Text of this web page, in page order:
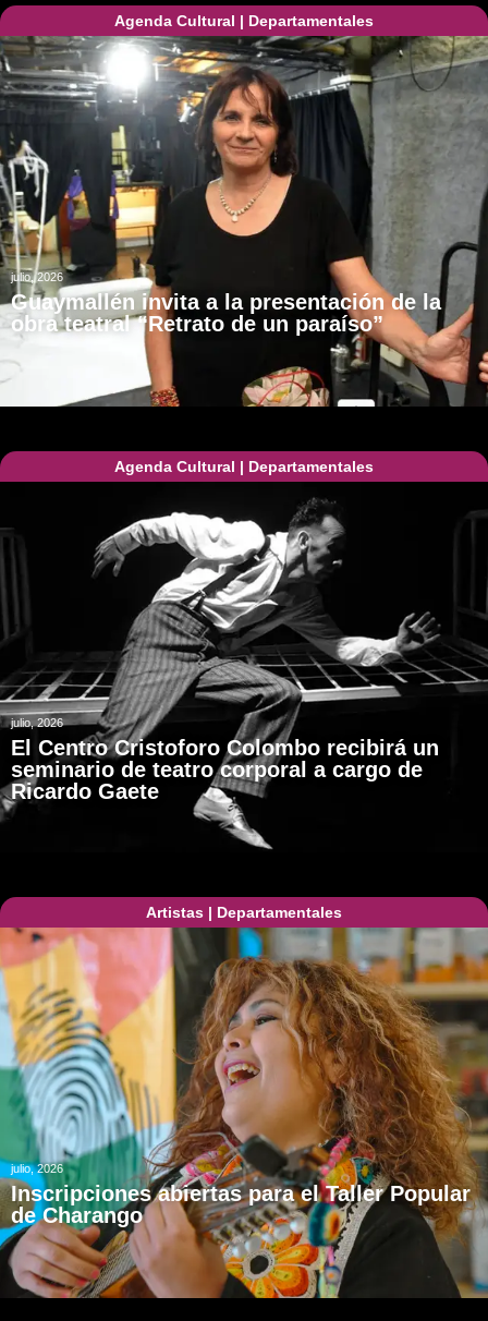
Agenda Cultural | Departamentales
julio, 2026
Guaymallén invita a la presentación de la
obra teatral “Retrato de un paraíso”
Agenda Cultural | Departamentales
julio, 2026
El Centro Cristoforo Colombo recibirá un
seminario de teatro corporal a cargo de
Ricardo Gaete
Artistas | Departamentales
julio, 2026
Inscripciones abiertas para el Taller Popular
de Charango